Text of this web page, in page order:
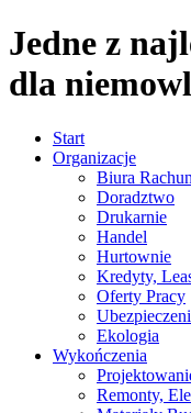
Jedne z
dla
Start
Organizacje
Biura
Doradztwo
Drukarnie
Handel
Hurtownie
Kredyty,
Oferty Pracy
Ekologia
Wykończenia
Remonty,